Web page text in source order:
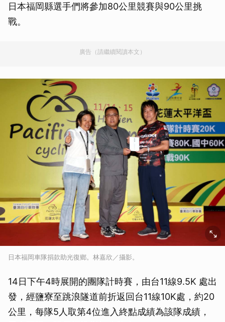
日本福岡縣選手們將參加80公里競賽與90公里挑
戰。
廣告（請繼續閱讀本文）
日本福岡車隊捐款助光復鄉。林嘉欣／攝影。
14日下午4時展開的團隊計時賽，由台11線9.5K 處出
發，經鹽寮至跳浪隧道前折返回台11線10K處，約20
公里，每隊5人取第4位進入終點成績為該隊成績，